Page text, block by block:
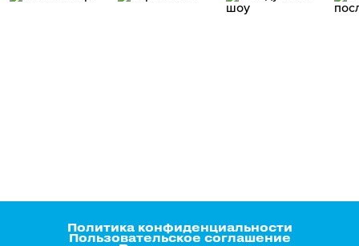
Политика конфиденциальности
Пользовательское соглашение